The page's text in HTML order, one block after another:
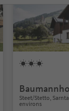
Steet/Stetto,
environs